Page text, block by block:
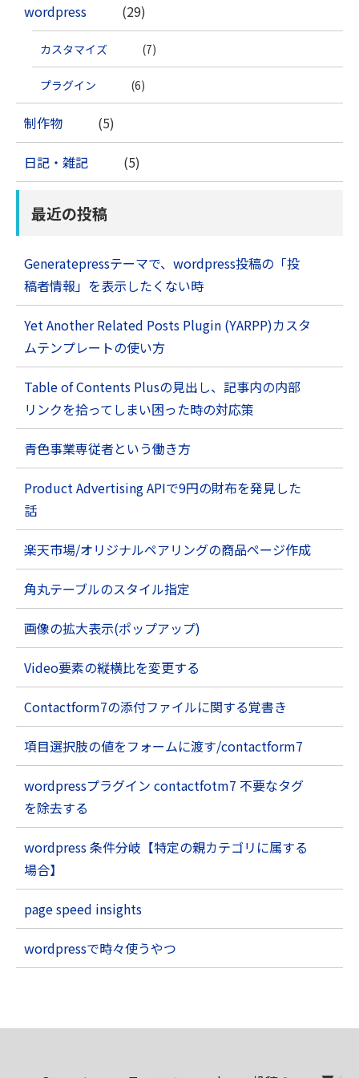
wordpress (29)
カスタマイズ (7)
プラグイン (6)
制作物 (5)
日記・雑記 (5)
最近の投稿
Generatepressテーマで、wordpress投稿の「投
稿者情報」を表示したくない時
Yet Another Related Posts Plugin (YARPP)カスタ
ムテンプレートの使い方
Table of Contents Plusの見出し、記事内の内部
リンクを拾ってしまい困った時の対応策
青色事業専従者という働き方
Product Advertising APIで9円の財布を発見した
話
楽天市場/オリジナルペアリングの商品ページ作成
角丸テーブルのスタイル指定
画像の拡大表示(ポップアップ)
Video要素の縦横比を変更する
Contactform7の添付ファイルに関する覚書き
項目選択肢の値をフォームに渡す/contactform7
wordpressプラグイン contactfotm7 不要なタグ
を除去する
wordpress 条件分岐【特定の親カテゴリに属する
場合】
page speed insights
wordpressで時々使うやつ